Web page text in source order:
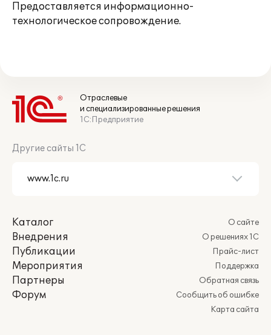
Предоставляется информационно-
технологическое сопровождение.
Отраслевые
и специализированные решения
1С:Предприятие
Другие сайты 1С
Каталог
Внедрения
Публикации
Мероприятия
Партнеры
Форум
О сайте
О решениях 1С
Прайс-лист
Поддержка
Обратная связь
Сообщить об ошибке
Карта сайта